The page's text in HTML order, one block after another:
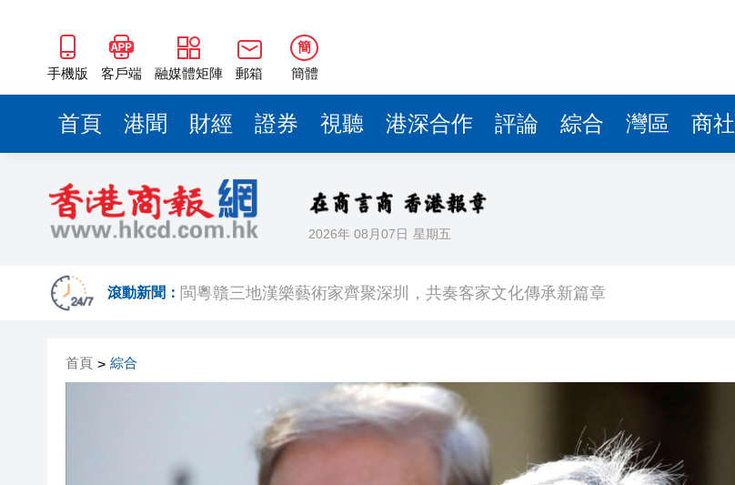
手機版 客戶端 融媒體矩陣 郵箱
簡
簡體
首頁 港聞 財經 證券 視聽 港深合作 評論 綜合 灣區 商社
2026年 08月07日 星期五
滾動新聞：
有片丨外交部回應特朗普委內瑞拉石油言論 拉美國家有權自主選擇合作夥伴
50餘位頂尖專家共話時代命題
海南澄邁文儒煥新升級 五組數據見證文儒沉香從傳統邁向現代
2025年海南儋州以舊換新帶動消費約18億元
山東26戶省屬國企去年合計營收2.58萬億 利潤總額近936億
閩粵贛三地漢樂藝術家齊聚深圳，共奏客家文化傳承新篇章
海南澄邁文儒煥新升級 五組數據見證文儒沉香從傳統邁向現代
梁振英率港區全國政協委員考察團來瓊考察
2025年海南儋州以舊換新帶動消費約18億元
首頁 > 綜合